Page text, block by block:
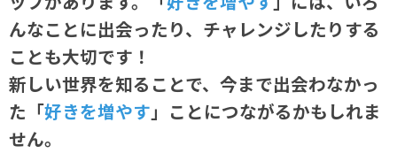
んなことに出会ったり、チャレンジしたりする
ことも大切です！
新しい世界を知ることで、今まで出会わなかっ
た「好きを増やす」ことにつながるかもしれま
せん。